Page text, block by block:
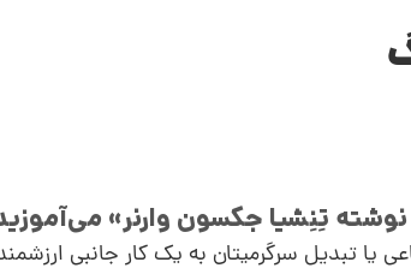
تِنِشیا جکسون وارنر»
تبدیل سرگرمیتان به یک کار جانبی